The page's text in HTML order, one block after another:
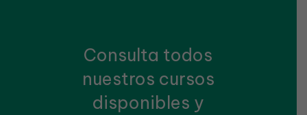
Consulta todos
nuestros cursos
disponibles y